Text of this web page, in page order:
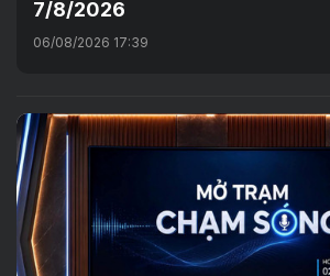
7/8/2026
06/08/2026 17:39